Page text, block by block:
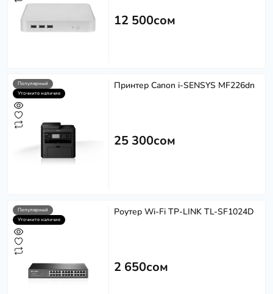
12 500сом
Популярный
Уточните наличие
Принтер Canon i-SENSYS MF226dn
25 300сом
Популярный
Уточните наличие
Роутер Wi-Fi TP-LINK TL-SF1024D
2 650сом